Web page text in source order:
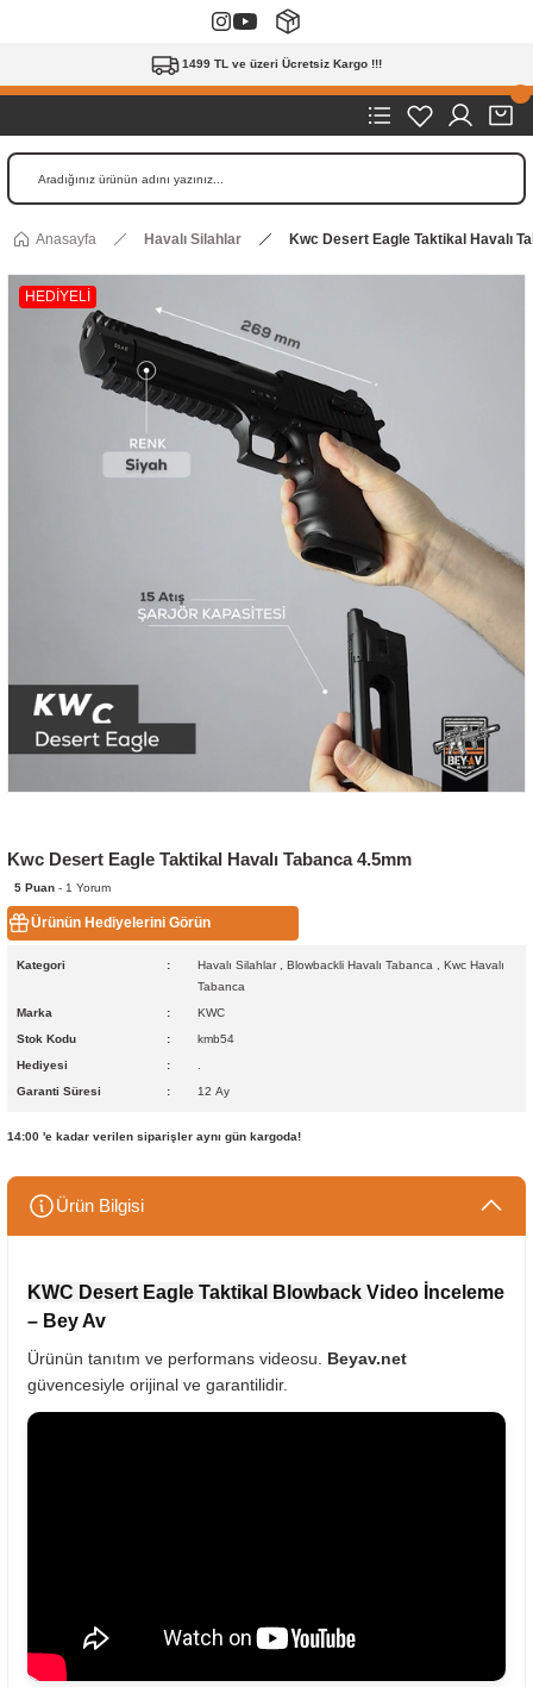
1499 TL ve üzeri Ücretsiz Kargo !!!
Anasayfa Havalı Silahlar Kwc Desert Eagle Taktikal Havalı
HEDİYELİ
Kwc Desert Eagle Taktikal Havalı Tabanca 4.5mm
5 Puan - 1 Yorum
Ürünün Hediyelerini Görün
Kategori Havalı Silahlar Blowbackli Havalı Tabanca
Kwc Havalı
Tabanca
Marka
KWC
Stok Kodu
kmb54
Hediyesi
Garanti Süresi
12 Ay
14:00 'e kadar verilen siparişler aynı gün kargoda!
Ürün Bilgisi
KWC Desert Eagle Taktikal Blowback Video İnceleme
– Bey Av
Ürünün tanıtım ve performans videosu. Beyav.net
güvencesiyle orijinal ve garantilidir.